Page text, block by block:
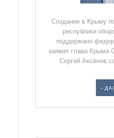
Создание в Крыму
республики
поддержано
заявил глава Крыма
Сергей Аксёнов
-